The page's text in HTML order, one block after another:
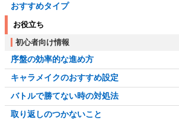
おすすめタイプ
お役立ち
初心者向け情報
序盤の効率的な進め方
キャラメイクのおすすめ設定
バトルで勝てない時の対処法
取り返しのつかないこと